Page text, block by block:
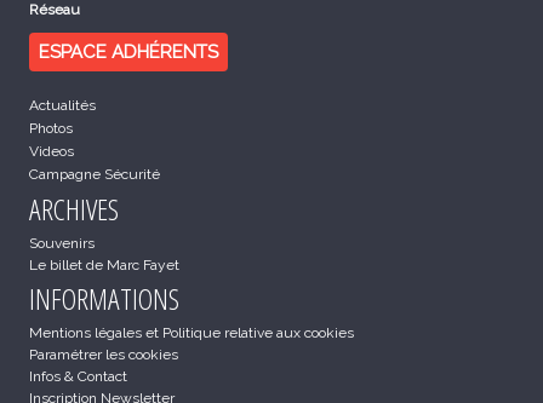
Réseau
ESPACE ADHÉRENTS
Actualités
Photos
Videos
Campagne Sécurité
ARCHIVES
Souvenirs
Le billet de Marc Fayet
INFORMATIONS
Mentions légales et Politique relative aux cookies
Paramétrer les cookies
Infos & Contact
Inscription Newsletter